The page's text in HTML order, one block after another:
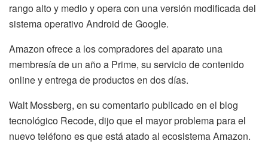
rango alto y medio y opera con una versión modificada del
sistema operativo Android de Google.
Amazon ofrece a los compradores del aparato una
membresía de un año a Prime, su servicio de contenido
online y entrega de productos en dos días.
Walt Mossberg, en su comentario publicado en el blog
tecnológico Recode, dijo que el mayor problema para el
nuevo teléfono es que está atado al ecosistema Amazon.